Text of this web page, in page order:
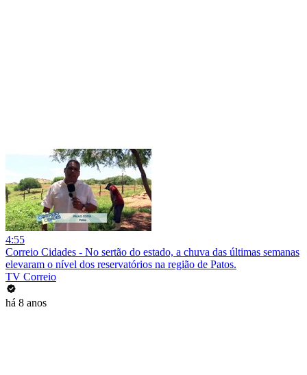
4:55
Correio Cidades - No sertão do estado, a chuva das últimas semanas
elevaram o nível dos reservatórios na região de Patos.
TV Correio
há 8 anos